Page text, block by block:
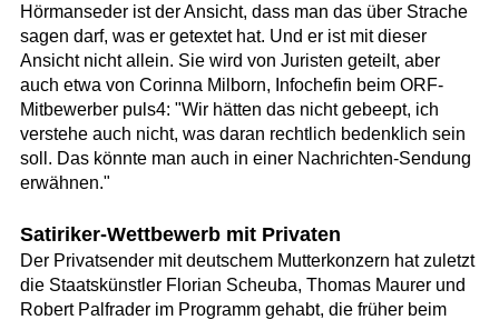
Hörmanseder ist der Ansicht, dass man das über Strache
sagen darf, was er getextet hat. Und er ist mit dieser
Ansicht nicht allein. Sie wird von Juristen geteilt, aber
auch etwa von Corinna Milborn, Infochefin beim ORF-
Mitbewerber puls4: "Wir hätten das nicht gebeept, ich
verstehe auch nicht, was daran rechtlich bedenklich sein
soll. Das könnte man auch in einer Nachrichten-Sendung
erwähnen."
Satiriker-Wettbewerb mit Privaten
Der Privatsender mit deutschem Mutterkonzern hat zuletzt
die Staatskünstler Florian Scheuba, Thomas Maurer und
Robert Palfrader im Programm gehabt, die früher beim